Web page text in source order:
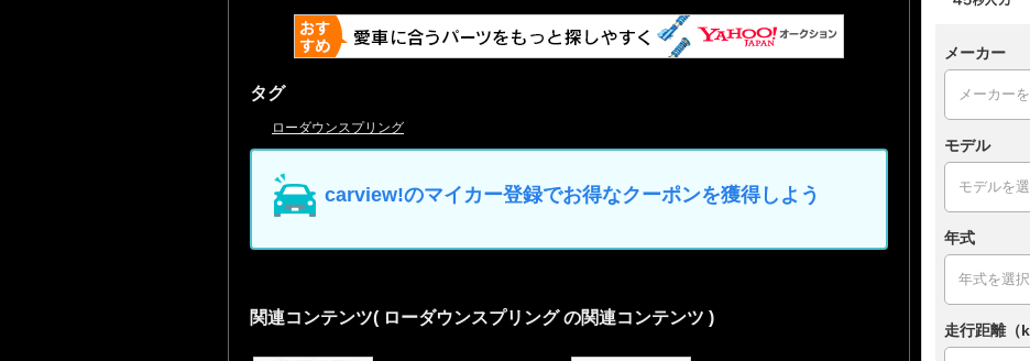
タグ
ローダウンスプリング
carview!のマイカー登録でお得なクーポンを獲得しよう
関連コンテンツ( ローダウンスプリング の関連コンテンツ )
メーカー
モデル
年式
走行距離（